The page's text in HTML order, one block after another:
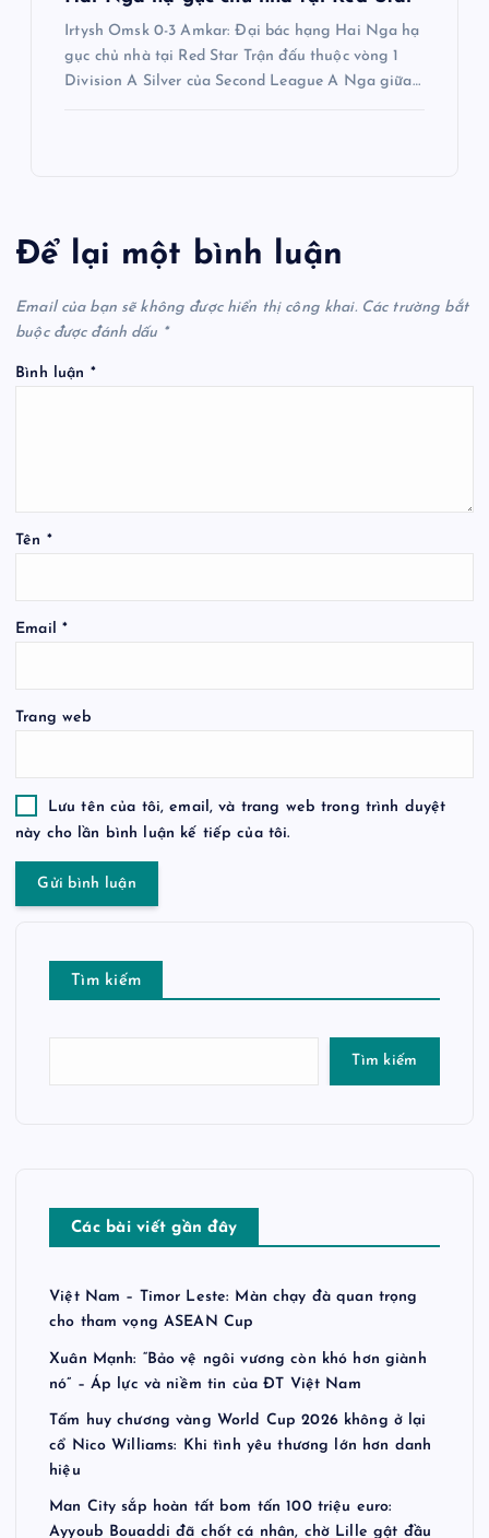
Irtysh Omsk 0-3 Amkar: Đại bác hạng Hai Nga hạ
gục chủ nhà tại Red Star Trận đấu thuộc vòng 1
Division A Silver của Second League A Nga giữa…
Để lại một bình luận
Email của bạn sẽ không được hiển thị công khai. Các trường bắt
buộc được đánh dấu *
Bình luận *
Tên *
Email *
Trang web
Lưu tên của tôi, email, và trang web trong trình duyệt
này cho lần bình luận kế tiếp của tôi.
Tìm kiếm
Tìm kiếm
Các bài viết gần đây
Việt Nam – Timor Leste: Màn chạy đà quan trọng
cho tham vọng ASEAN Cup
Xuân Mạnh: “Bảo vệ ngôi vương còn khó hơn giành
nó” – Áp lực và niềm tin của ĐT Việt Nam
Tấm huy chương vàng World Cup 2026 không ở lại
cổ Nico Williams: Khi tình yêu thương lớn hơn danh
hiệu
Man City sắp hoàn tất bom tấn 100 triệu euro:
Ayyoub Bouaddi đã chốt cá nhân, chờ Lille gật đầu